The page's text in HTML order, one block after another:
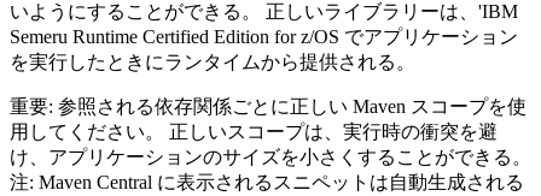
いようにすることができる。 正しいライブラリーは、'IBM
Semeru Runtime Certified Edition for z/OS でアプリケーション
を実行したときにランタイムから提供される。
重要: 参照される依存関係ごとに正しい Maven スコープを使
用してください。 正しいスコープは、実行時の衝突を避
け、アプリケーションのサイズを小さくすることができる。
注: Maven Central に表示されるスニペットは自動生成される